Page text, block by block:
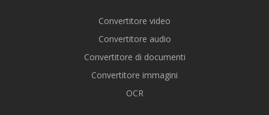
Convertitore video
Convertitore audio
Convertitore di documenti
Convertitore immagini
OCR